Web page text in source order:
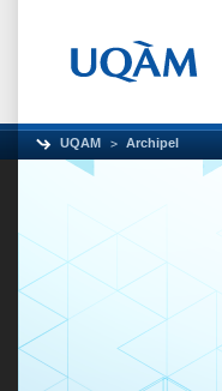
UQAM Archipel